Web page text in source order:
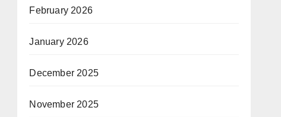
February 2026
January 2026
December 2025
November 2025